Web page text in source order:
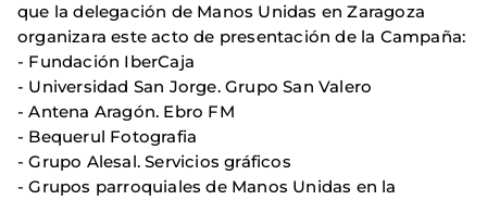
que la delegación de Manos Unidas en Zaragoza
organizara este acto de presentación de la Campaña:
- Fundación IberCaja
- Universidad San Jorge. Grupo San Valero
- Antena Aragón. Ebro FM
- Bequerul Fotografia
- Grupo Alesal. Servicios gráficos
- Grupos parroquiales de Manos Unidas en la